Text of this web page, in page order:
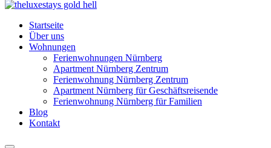
Startseite
Über uns
Wohnungen
Ferienwohnungen Nürnberg
Apartment Nürnberg Zentrum
Ferienwohnung Nürnberg Zentrum
Apartment Nürnberg für Geschäftsreisende
Ferienwohnung Nürnberg für Familien
Blog
Kontakt